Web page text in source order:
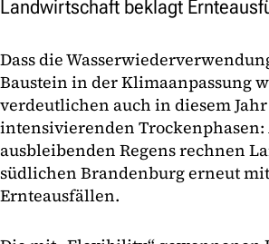
Landwirtschaft beklagt
Dass die
Baustein in der Klimaanpassung
verdeutlichen auch in diesem
intensivierenden Trockenphasen:
ausbleibenden Regens rechnen
südlichen Brandenburg erneut
Ernteausfällen.